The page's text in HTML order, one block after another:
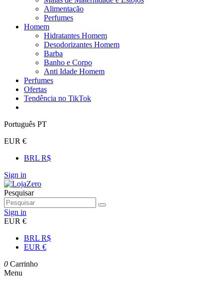
Alimentação
Perfumes
Homem
Hidratantes Homem
Desodorizantes Homem
Barba
Banho e Corpo
Anti Idade Homem
Perfumes
Ofertas
Tendência no TikTok
Português PT
EUR €
BRL R$
Sign in
Pesquisar
Sign in
EUR €
BRL R$
EUR €
0 Carrinho
Menu